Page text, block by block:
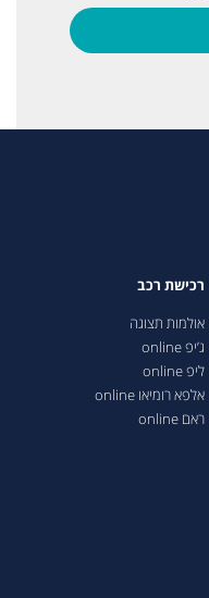
רכישת רכב
אולמות תצוגה
ג’יפ online
ליפ online
אלפא רומיאו online
ראם online